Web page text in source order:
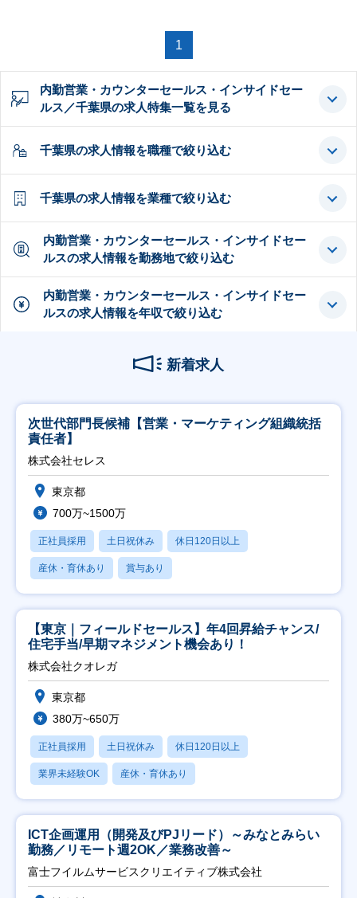
1
内勤営業・カウンターセールス・インサイドセー
ルス／千葉県の求人特集一覧を見る
千葉県の求人情報を職種で絞り込む
千葉県の求人情報を業種で絞り込む
内勤営業・カウンターセールス・インサイドセー
ルスの求人情報を勤務地で絞り込む
内勤営業・カウンターセールス・インサイドセー
ルスの求人情報を年収で絞り込む
新着求人
次世代部門長候補【営業・マーケティング組織統括
責任者】
株式会社セレス
東京都
700万~1500万
正社員採用 土日祝休み 休日120日以上
産休・育休あり 賞与あり
【東京｜フィールドセールス】年4回昇給チャンス/
住宅手当/早期マネジメント機会あり！
株式会社クオレガ
東京都
380万~650万
正社員採用 土日祝休み 休日120日以上
業界未経験OK 産休・育休あり
ICT企画運用（開発及びPJリード）～みなとみらい
勤務／リモート週2OK／業務改善～
富士フイルムサービスクリエイティブ株式会社